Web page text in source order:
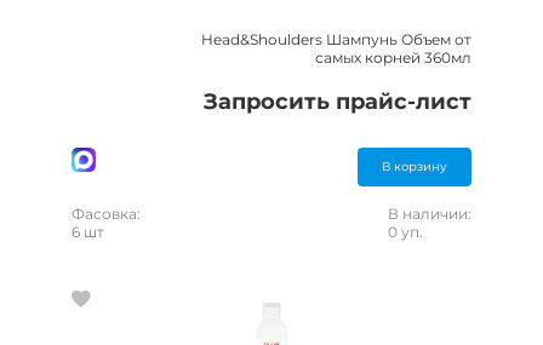
Head&Shoulders Шампунь Объем от
самых корней 360мл
Запросить прайс-лист
В корзину
Фасовка:
6 шт
В наличии:
0 уп.